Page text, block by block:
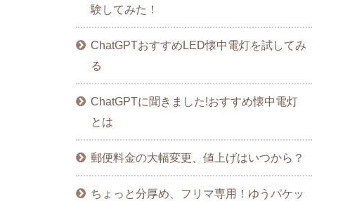
験してみた！
ChatGPTおすすめLED懐中電灯を試してみ
る
ChatGPTに聞きました!おすすめ懐中電灯
とは
郵便料金の大幅変更、値上げはいつから？
ちょっと分厚め、フリマ専用！ゆうパケッ